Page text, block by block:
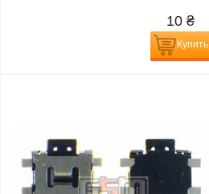
10 ₴
Купить